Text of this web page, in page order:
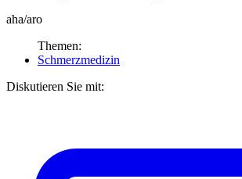
aha/aro
Themen:
Schmerzmedizin
Diskutieren Sie mit: